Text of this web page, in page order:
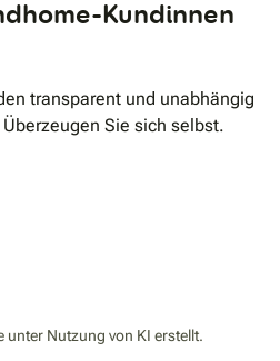
Kundinnen
transparent und unabhängig
Sie sich selbst.
unter Nutzung von KI erstellt.